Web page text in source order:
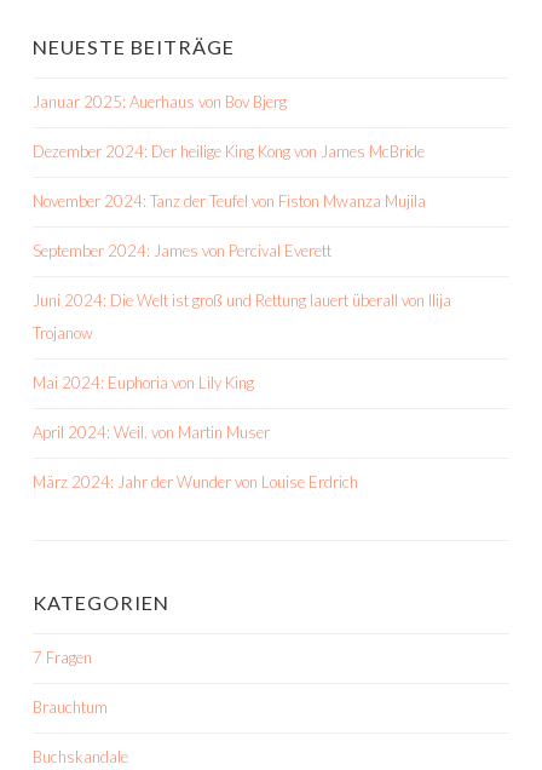
NEUESTE BEITRÄGE
Januar 2025: Auerhaus von Bov Bjerg
Dezember 2024: Der heilige King Kong von James McBride
November 2024: Tanz der Teufel von Fiston Mwanza Mujila
September 2024: James von Percival Everett
Juni 2024: Die Welt ist groß und Rettung lauert überall von Ilija
Trojanow
Mai 2024: Euphoria von Lily King
April 2024: Weil. von Martin Muser
März 2024: Jahr der Wunder von Louise Erdrich
KATEGORIEN
7 Fragen
Brauchtum
Buchskandale